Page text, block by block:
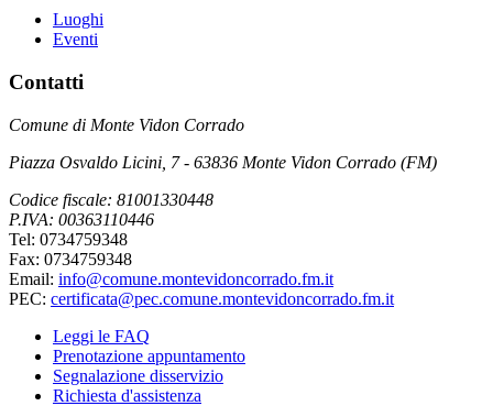
Luoghi
Eventi
Contatti
Comune di Monte Vidon Corrado
Piazza Osvaldo Licini, 7 - 63836 Monte Vidon Corrado (FM)
Codice fiscale: 81001330448
P.IVA: 00363110446
Tel: 0734759348
Fax: 0734759348
Email: info@comune.montevidoncorrado.fm.it
PEC: certificata@pec.comune.montevidoncorrado.fm.it
Leggi le FAQ
Prenotazione appuntamento
Segnalazione disservizio
Richiesta d'assistenza